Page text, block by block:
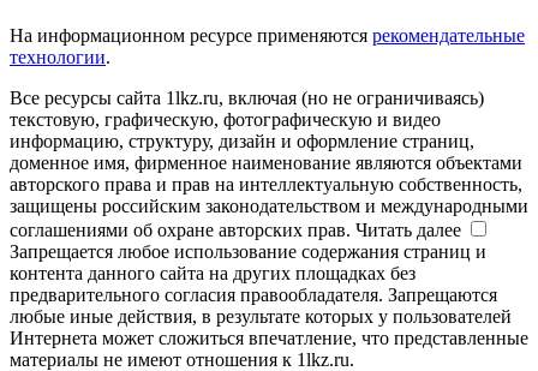
На информационном ресурсе применяются рекомендательные
технологии.
Все ресурсы сайта 1lkz.ru, включая (но не ограничиваясь)
текстовую, графическую, фотографическую и видео
информацию, структуру, дизайн и оформление страниц,
доменное имя, фирменное наименование являются объектами
авторского права и прав на интеллектуальную собственность,
защищены российским законодательством и международными
соглашениями об охране авторских прав. Читать далее
Запрещается любое использование содержания страниц и
контента данного сайта на других площадках без
предварительного согласия правообладателя. Запрещаются
любые иные действия, в результате которых у пользователей
Интернета может сложиться впечатление, что представленные
материалы не имеют отношения к 1lkz.ru.